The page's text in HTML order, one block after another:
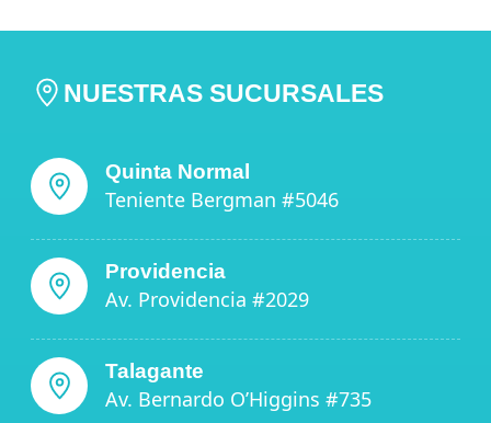
NUESTRAS SUCURSALES
Quinta Normal
Teniente Bergman #5046
Providencia
Av. Providencia #2029
Talagante
Av. Bernardo O’Higgins #735